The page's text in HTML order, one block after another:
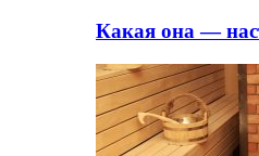
Какая она —